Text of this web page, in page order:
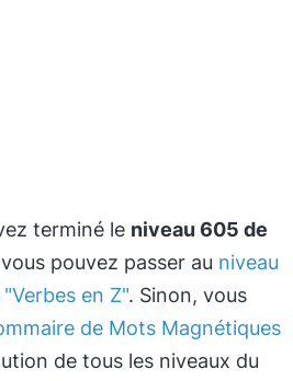
terminé le niveau 605 de
pouvez passer au niveau
en Z". Sinon, vous
de Mots Magnétiques
de tous les niveaux du